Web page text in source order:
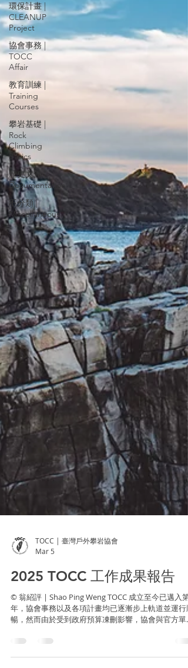
環保計畫 |
CLEANUP
Project
協會事務 |
TOCC
Affair
教育訓練 |
Training
Courses
攀岩基礎 |
Rock
Climbing
Basics
歷史文件 |
Documentation
不分類 |
Miscellaneous
Mar 5
2025 TOCC 工作成果報告
© 翁紹評 | Shao Ping Weng TOCC 成立至今已邁入第
暢，然而由於受到政府預算凍刪影響，協會與官方單位